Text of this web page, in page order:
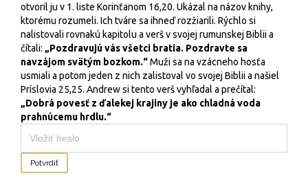
otvoril ju v 1. liste Korinťanom 16,20. Ukázal na názov knihy,
ktorému rozumeli. Ich tváre sa ihneď rozžiarili. Rýchlo si
nalistovali rovnakú kapitolu a verš v svojej rumunskej Biblii a
čítali: „Pozdravujú vás všetci bratia. Pozdravte sa
navzájom svätým bozkom.“Muži sa na vzácneho hosťa
usmiali a potom jeden z nich zalistoval vo svojej Biblii a našiel
Príslovia 25,25. Andrew si tento verš vyhľadal a prečítal:
„Dobrá povesť z ďalekej krajiny je ako chladná voda
prahnúcemu hrdlu.“